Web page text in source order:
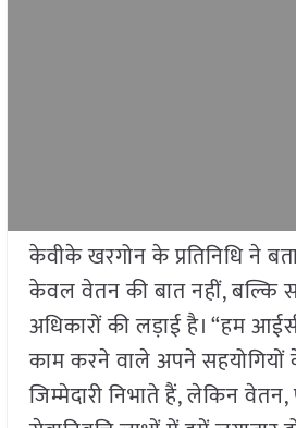
केवीके खरगोन के प्रतिनिधि ने
केवल वेतन की बात नहीं, बल्कि
अधिकारों की लड़ाई है। “हम
काम करने वाले अपने सहयोगियों
जिम्मेदारी निभाते हैं, लेकिन वेतन,